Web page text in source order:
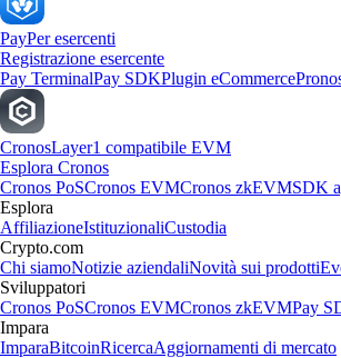
PayPer esercenti
Registrazione esercente
Pay TerminalPay SDKPlugin eCommerce
CronosLayer1 compatibile EVM
Esplora Cronos
Cronos PoSCronos EVMCronos zkEVMSDK
Esplora
AffiliazioneIstituzionaliCustodia
Crypto.com
Chi siamoNotizie aziendaliNovità sui prodotti
Sviluppatori
Cronos PoSCronos EVMCronos zkEVMPay
Impara
ImparaBitcoinRicercaAggiornamenti di mercato